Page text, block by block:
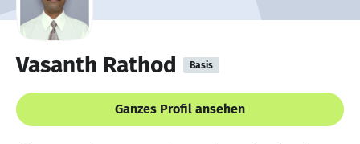
Vasanth Rathod Basis
Ganzes Profil ansehen